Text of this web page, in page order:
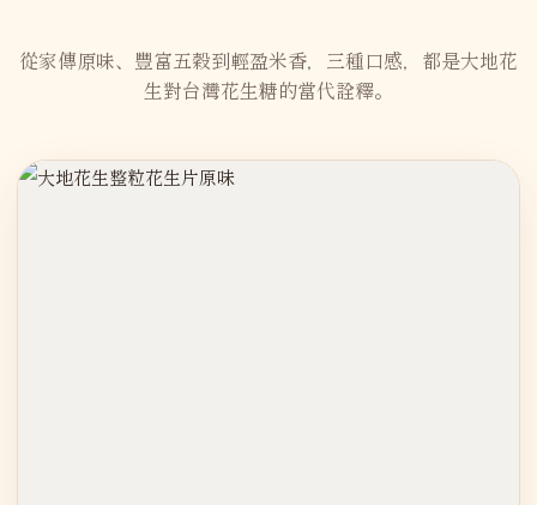
從家傳原味、豐富五穀到輕盈米香，三種口感，都是大地花
生對台灣花生糖的當代詮釋。